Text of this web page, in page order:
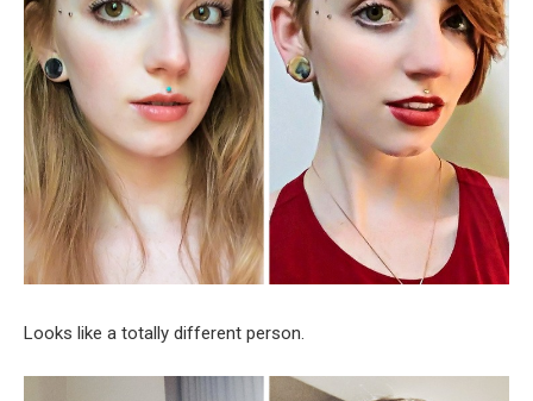
Looks like a totally different person.